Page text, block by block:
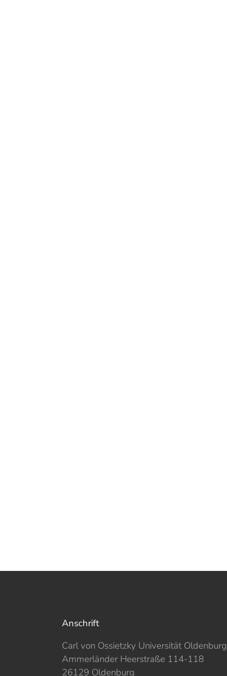
Anschrift
Carl von Ossietzky Universität Oldenburg
Ammerländer Heerstraße 114-118
26129 Oldenburg